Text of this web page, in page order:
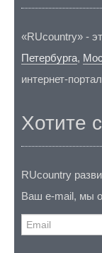
«RUcountry» -
Петербурга,
интернет-
Хотите
RUcountry
Ваш e-mail, мы